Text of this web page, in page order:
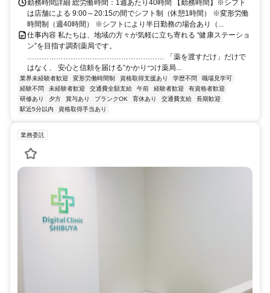
勤務時間詳細 総労働時間：1週あたり40時間 【勤務時間】※シフト
は店舗による 9:00～20:15の間でシフト制（休憩1時間） ※変形労働
時間制（週40時間） ※シフトにより半日勤務の場合あり（...
仕事内容 私たちは、地域の方々が気軽に立ち寄れる “健康ステーショ
ン”を目指す調剤薬局です。
………………………………………………… 「薬を渡すだけ」だけで
はなく、 安心と信頼を届ける“かかりつけ薬局...
業界未経験者歓迎 変形労働時間制 資格取得支援あり 学歴不問
職場見学可
経験不問
未経験者歓迎 交通費全額支給 午前 経験者歓迎
有資格者歓迎
研修あり
夕方 賞与あり ブランクOK 育休あり 交通費支給
長期歓迎
駅近5分以内
資格取得手当あり
業務委託